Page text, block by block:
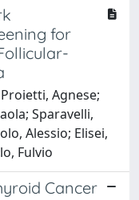
for
Agnese;
Sparavelli,
Alessio; Elisei,
Fulvio
Cancer